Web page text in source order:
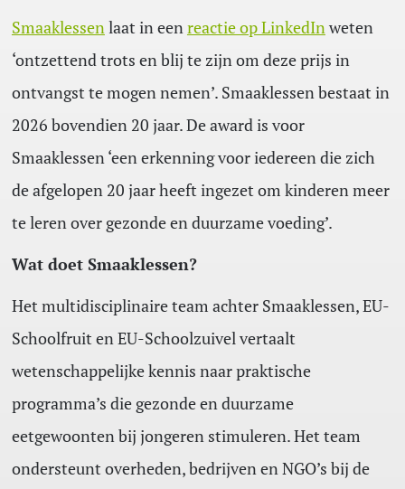
Smaaklessenlaat in eenreactie op LinkedInweten
‘ontzettend trots en blij te zijn om deze prijs in
ontvangst te mogen nemen’. Smaaklessen bestaat in
2026 bovendien 20 jaar. De award is voor
Smaaklessen ‘een erkenning voor iedereen die zich
de afgelopen 20 jaar heeft ingezet om kinderen meer
te leren over gezonde en duurzame voeding’.
Wat doet Smaaklessen?
Het multidisciplinaire team achter Smaaklessen, EU-
Schoolfruit en EU-Schoolzuivel vertaalt
wetenschappelijke kennis naar praktische
programma’s die gezonde en duurzame
eetgewoonten bij jongeren stimuleren. Het team
ondersteunt overheden, bedrijven en NGO’s bij de